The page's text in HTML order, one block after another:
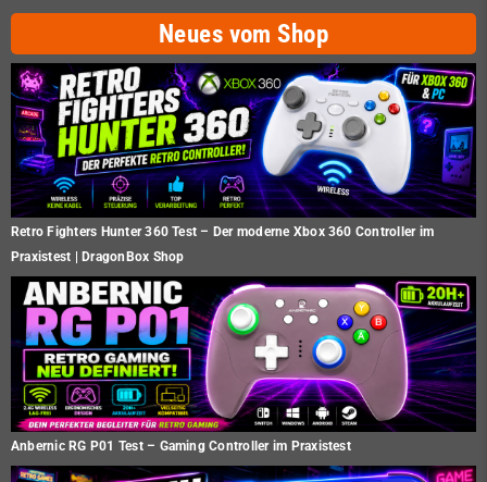
Neues vom Shop
Retro Fighters Hunter 360 Test – Der moderne Xbox 360 Controller im
Praxistest | DragonBox Shop
Anbernic RG P01 Test – Gaming Controller im Praxistest